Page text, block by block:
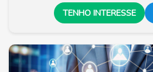
TENHO INTERESSE